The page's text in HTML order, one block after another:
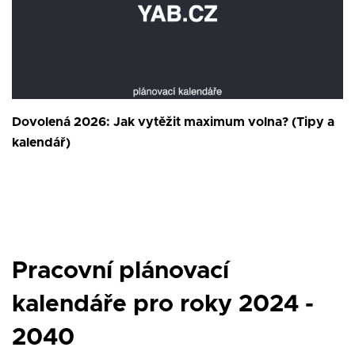
Dovolená 2026: Jak vytěžit maximum volna? (Tipy a
kalendář)
Pracovní plánovací
kalendáře pro roky 2024 -
2040